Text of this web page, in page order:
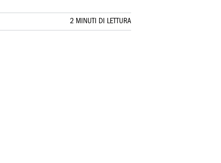
2 MINUTI DI LETTURA